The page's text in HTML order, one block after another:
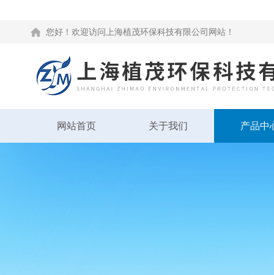
您好！欢迎访问上海植茂环保科技有限公司网站！
网站首页 关于我们 产品中